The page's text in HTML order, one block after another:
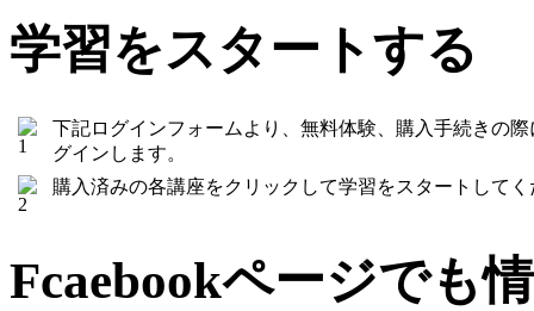
学習をスタートする
下記ログインフォームより、無料体験、購入手続きの
グインします。
購入済みの各講座をクリックして学習をスタートして
Fcaebookページでも